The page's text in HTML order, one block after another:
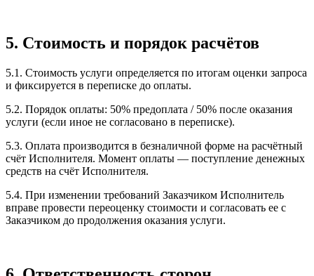
5. Стоимость и порядок расчётов
5.1. Стоимость услуги определяется по итогам оценки запроса
и фиксируется в переписке до оплаты.
5.2. Порядок оплаты: 50% предоплата / 50% после оказания
услуги (если иное не согласовано в переписке).
5.3. Оплата производится в безналичной форме на расчётный
счёт Исполнителя. Момент оплаты — поступление денежных
средств на счёт Исполнителя.
5.4. При изменении требований Заказчиком Исполнитель
вправе провести переоценку стоимости и согласовать ее с
Заказчиком до продолжения оказания услуги.